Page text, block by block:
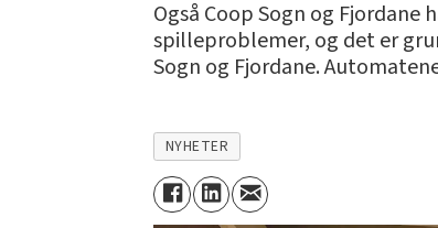
Også Coop Sogn og
spilleproblemer, og det er
Sogn og Fjordane.
NYHETER